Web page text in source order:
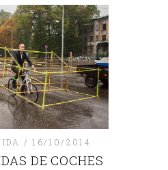
16/10/2014
DE COCHES